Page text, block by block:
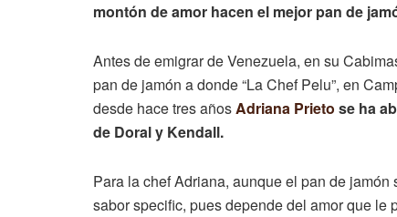
montón de amor hacen el mejor pan de
Antes de emigrar de Venezuela, en su
pan de jamón a donde “La Chef Pelu”, en
desde hace tres añosAdriana Prieto se ha
de Doral y Kendall.
Para la chef Adriana, aunque el pan de
sabor specific, pues depende del amor que le